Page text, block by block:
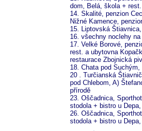
dom, Belá, škola +
14. Skalité, penzion
Nižné Kamence,
15. Liptovská
16. všechny noclehy
17. Velké Borové,
rest. a ubytovna
restaurace Zbojnická
18. Chata pod
20 . Turčianská
pod Chlebom, A)
přírodě
23. Oščadnica,
stodola + bistro u
26. Oščadnica,
stodola + bistro u